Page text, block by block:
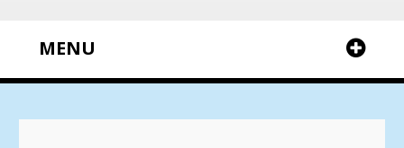
MENU